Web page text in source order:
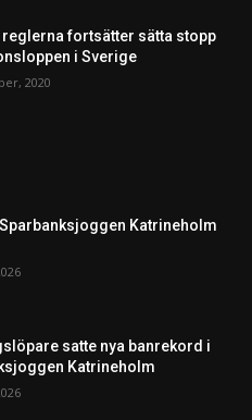
reglerna fortsätter sätta stopp
i Sverige
2020
Katrineholm
satte nya banrekord i
Katrineholm